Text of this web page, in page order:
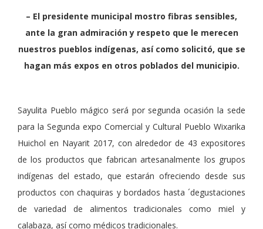
– El presidente municipal mostro fibras sensibles,
ante la gran admiración y respeto que le merecen
nuestros pueblos indígenas, así como solicitó, que se
hagan más expos en otros poblados del municipio.
Sayulita Pueblo mágico será por segunda ocasión la sede
para la Segunda expo Comercial y Cultural Pueblo Wixarika
Huichol en Nayarit 2017, con alrededor de 43 expositores
de los productos que fabrican artesanalmente los grupos
indígenas del estado, que estarán ofreciendo desde sus
productos con chaquiras y bordados hasta ´degustaciones
de variedad de alimentos tradicionales como miel y
calabaza, así como médicos tradicionales.